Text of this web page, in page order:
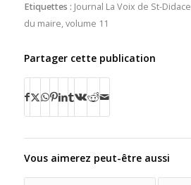
Etiquettes : Journal La Voix de St-Didace
du maire,volume 11
Partager cette publication
Vous aimerez peut-être aussi